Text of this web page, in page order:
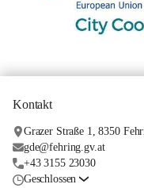
Kontakt
Grazer Straße 1, 8350
gde@fehring.gv.at
+43 3155 23030
Geschlossen